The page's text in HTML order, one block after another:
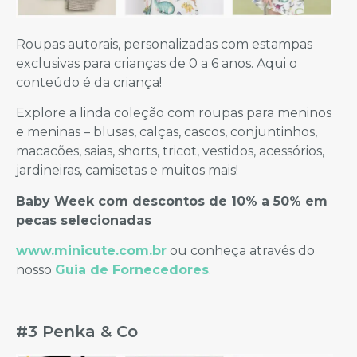
Roupas autorais, personalizadas com estampas
exclusivas para crianças de 0 a 6 anos. Aqui o
conteúdo é da criança!
Explore a linda coleção com roupas para meninos
e meninas – blusas, calças, cascos, conjuntinhos,
macacões, saias, shorts, tricot, vestidos, acessórios,
jardineiras, camisetas e muitos mais!
Baby Week com descontos de 10% a 50% em
pecas selecionadas
www.minicute.com.br ou conheça através do
nosso Guia de Fornecedores.
#3 Penka & Co